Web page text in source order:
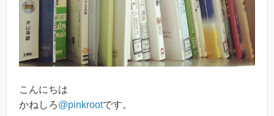
こんにちは
かねしろ@pinkrootです。